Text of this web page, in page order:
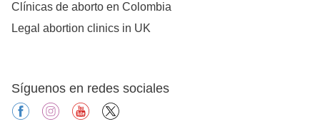
Clínicas de aborto en Colombia
Legal abortion clinics in UK
Síguenos en redes sociales
facebookinstagramyoutube